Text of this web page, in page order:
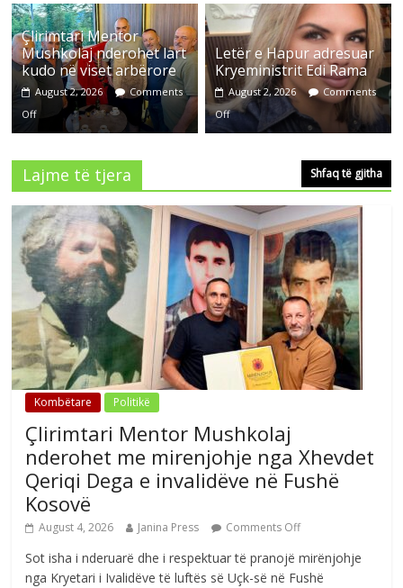
Çlirimtari Mentor
Mushkolaj nderohet lart
kudo në viset arbërore
August 2, 2026
Comments
Off
Letër e Hapur adresuar
Kryeministrit Edi Rama
August 2, 2026
Comments
Off
Lajme të tjera Shfaq të gjitha
Kombëtare Politikë
Çlirimtari Mentor Mushkolaj
nderohet me mirenjohje nga Xhevdet
Qeriqi Dega e invalidëve në Fushë
Kosovë
August 4, 2026 Janina Press Comments Off
Sot isha i nderuarë dhe i respektuar të pranojë mirënjohje
nga Kryetari i Ivalidëve të luftës së Uçk-së në Fushë